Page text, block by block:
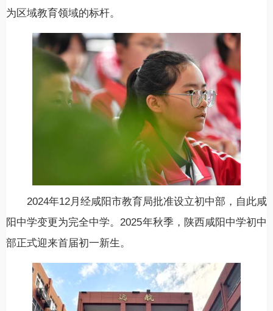
为区域教育领域的标杆。
2024年12月经咸阳市教育局批准设立初中部，自此咸
阳中学变更为完全中学。2025年秋季，陕西咸阳中学初中
部正式迎来首届初一新生。